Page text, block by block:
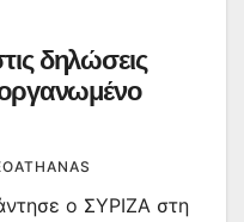
δηλώσεις
ο ΣΥΡΙΖΑ στη